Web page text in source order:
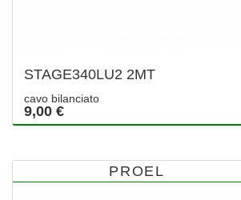
STAGE340LU2 2MT
cavo bilanciato
9,00 €
PROEL